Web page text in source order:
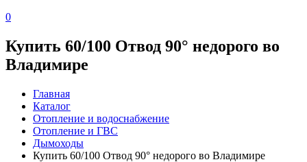
0
Купить 60/100 Отвод 90° недорого во
Владимире
Главная
Каталог
Отопление и водоснабжение
Отопление и ГВС
Дымоходы
Купить 60/100 Отвод 90° недорого во Владимире